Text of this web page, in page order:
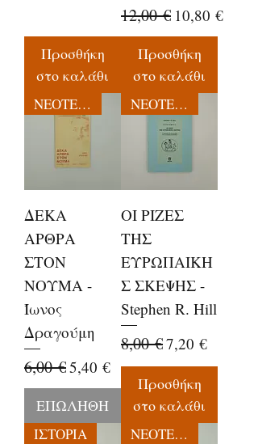
Προσθήκη
στο καλάθι
Κανονική τιμή
12,00 € Τιμή
10,80 €
Προσθήκη
στο καλάθι
ΝΕΟΤΕΡΕΣ ΕΚΔΟΣΕΙΣ
ΔΕΚΑ
ΑΡΘΡΑ
ΣΤΟΝ
ΝΟΥΜΑ -
Ίωνος
Δραγούμη
Κανονική τιμή
6,00 € Τιμή Έκπτωσης
5,40 €
ΕΠΩΛΗΘΗ
ΝΕΟΤΕΡΕΣ ΕΚΔΟΣΕΙΣ
ΟΙ ΡΙΖΕΣ
ΤΗΣ
ΕΥΡΩΠΑΙΚΗ
Σ ΣΚΕΨΗΣ -
Stephen R. Hill
Κανονική τιμή
8,00 €Τιμή Έκπτωσης
7,20 €
Προσθήκη
στο καλάθι
ΙΣΤΟΡΙΑ ΝΕΟΤΕΡΕΣ ΕΚΔΟΣΕΙΣ